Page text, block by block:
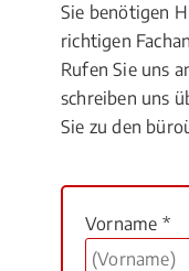
Sie benötigen
richtigen
Rufen Sie uns
schreiben uns
Sie zu den
Vorname *